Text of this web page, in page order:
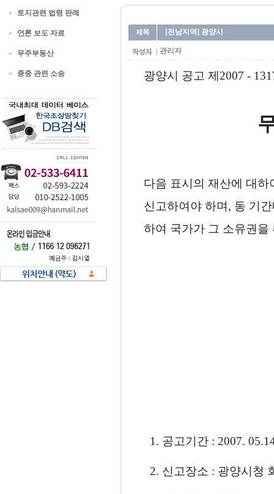
토지관련 법령 판례
언론 보도 자료
무주부동산
종중 관련 소송
[전남지역] 광양시
관리자
광양시 공고 제2007 -
다음 표시의 재산에 대
신고하여야 하며, 동 기
하여 국가가 그 소유권을
1. 공고기간 : 2007.
2. 신고장소 : 광양시청